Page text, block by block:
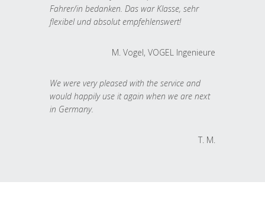
Fahrer/in bedanken. Das war Klasse, sehr
flexibel und absolut empfehlenswert!
M. Vogel, VOGEL Ingenieure
We were very pleased with the service and
would happily use it again when we are next
in Germany.
T. M.